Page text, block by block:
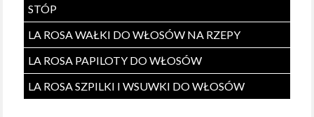
STÓP
LA ROSA WAŁKI DO WŁOSÓW NA RZEPY
LA ROSA PAPILOTY DO WŁOSÓW
LA ROSA SZPILKI I WSUWKI DO WŁOSÓW